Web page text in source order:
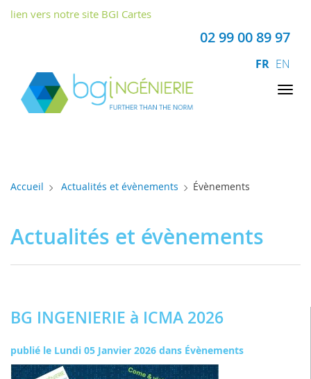
02 99 00 89 97
FR EN
lien vers notre site BGI Cartes
Accueil Actualités et évènements Évènements
Actualités et évènements
BG INGENIERIE à ICMA 2026
publié le Lundi 05 Janvier 2026 dans Évènements
Panneau de gestion des cookies